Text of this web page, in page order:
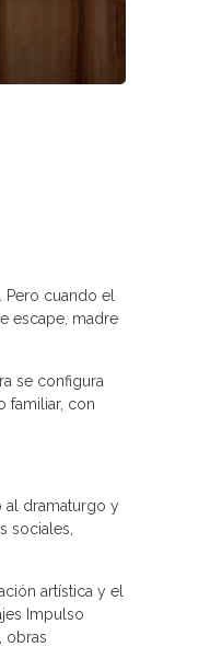
cuando el
escape, madre
se configura
familiar, con
al dramaturgo y
sociales,
artística y el
Impulso
obras